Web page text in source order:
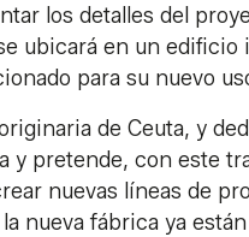
los detalles del
ubicará en un
para su nuevo
de Ceuta, y
y pretende, con este
nuevas líneas de
nueva fábrica ya